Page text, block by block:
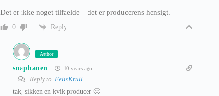
Det er ikke noget tilfaelde – det er producerens hensigt.
0 Reply
Author
snaphanen 10 years ago
Reply to FelixKrull
tak, sikken en kvik producer 🙂